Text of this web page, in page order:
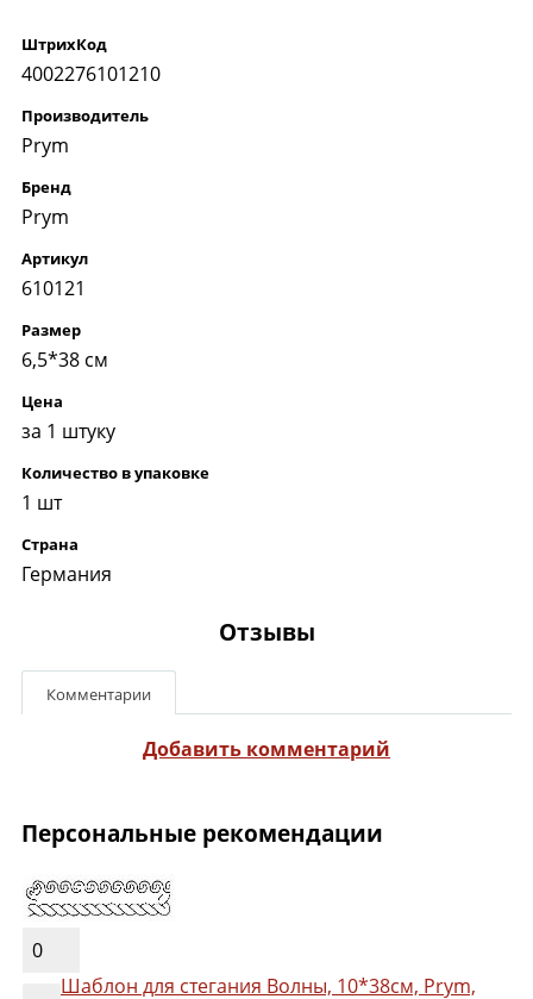
ШтрихКод
4002276101210
Производитель
Prym
Бренд
Prym
Артикул
610121
Размер
6,5*38 см
Цена
за 1 штуку
Количество в упаковке
1 шт
Страна
Германия
Отзывы
Комментарии
Добавить комментарий
Персональные рекомендации
0
Шаблон для стегания Волны, 10*38см, Prym,